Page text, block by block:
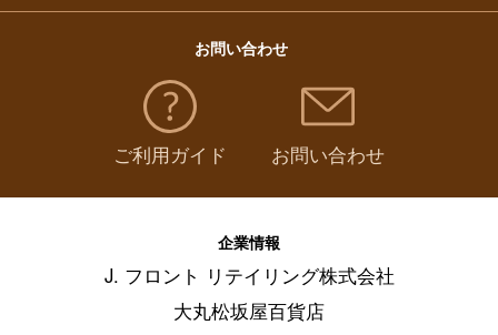
チーズ・乳製品・冷凍食品 （ 124
フルーツ・野菜（134
麺類・レトルト食品（ 211
美容・健康食品（62
お問い合わせ
ご利用ガイド お問い合わせ
企業情報
J. フロント リテイリング株式会社
大丸松坂屋百貨店